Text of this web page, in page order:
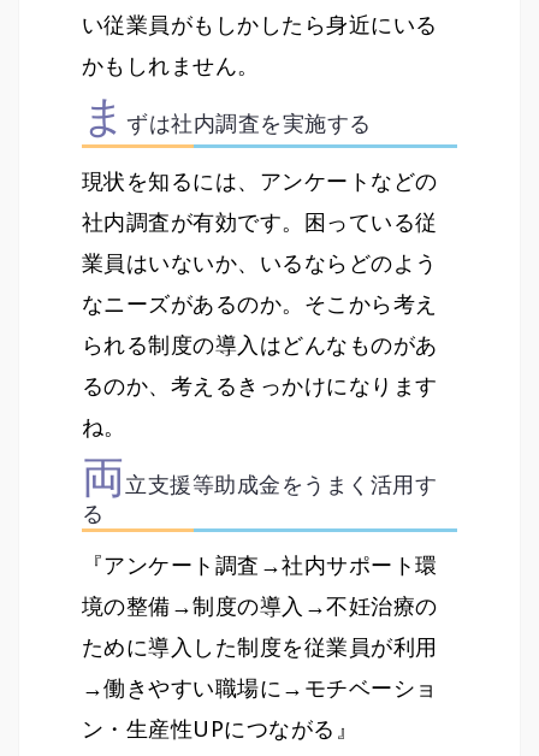
い従業員がもしかしたら身近にいる
かもしれません。
まずは社内調査を実施する
現状を知るには、アンケートなどの
社内調査が有効です。困っている従
業員はいないか、いるならどのよう
なニーズがあるのか。そこから考え
られる制度の導入はどんなものがあ
るのか、考えるきっかけになります
ね。
両立支援等助成金をうまく活用す
る
『アンケート調査→社内サポート環
境の整備→制度の導入→不妊治療の
ために導入した制度を従業員が利用
→働きやすい職場に→モチベーショ
ン・生産性UPにつながる』